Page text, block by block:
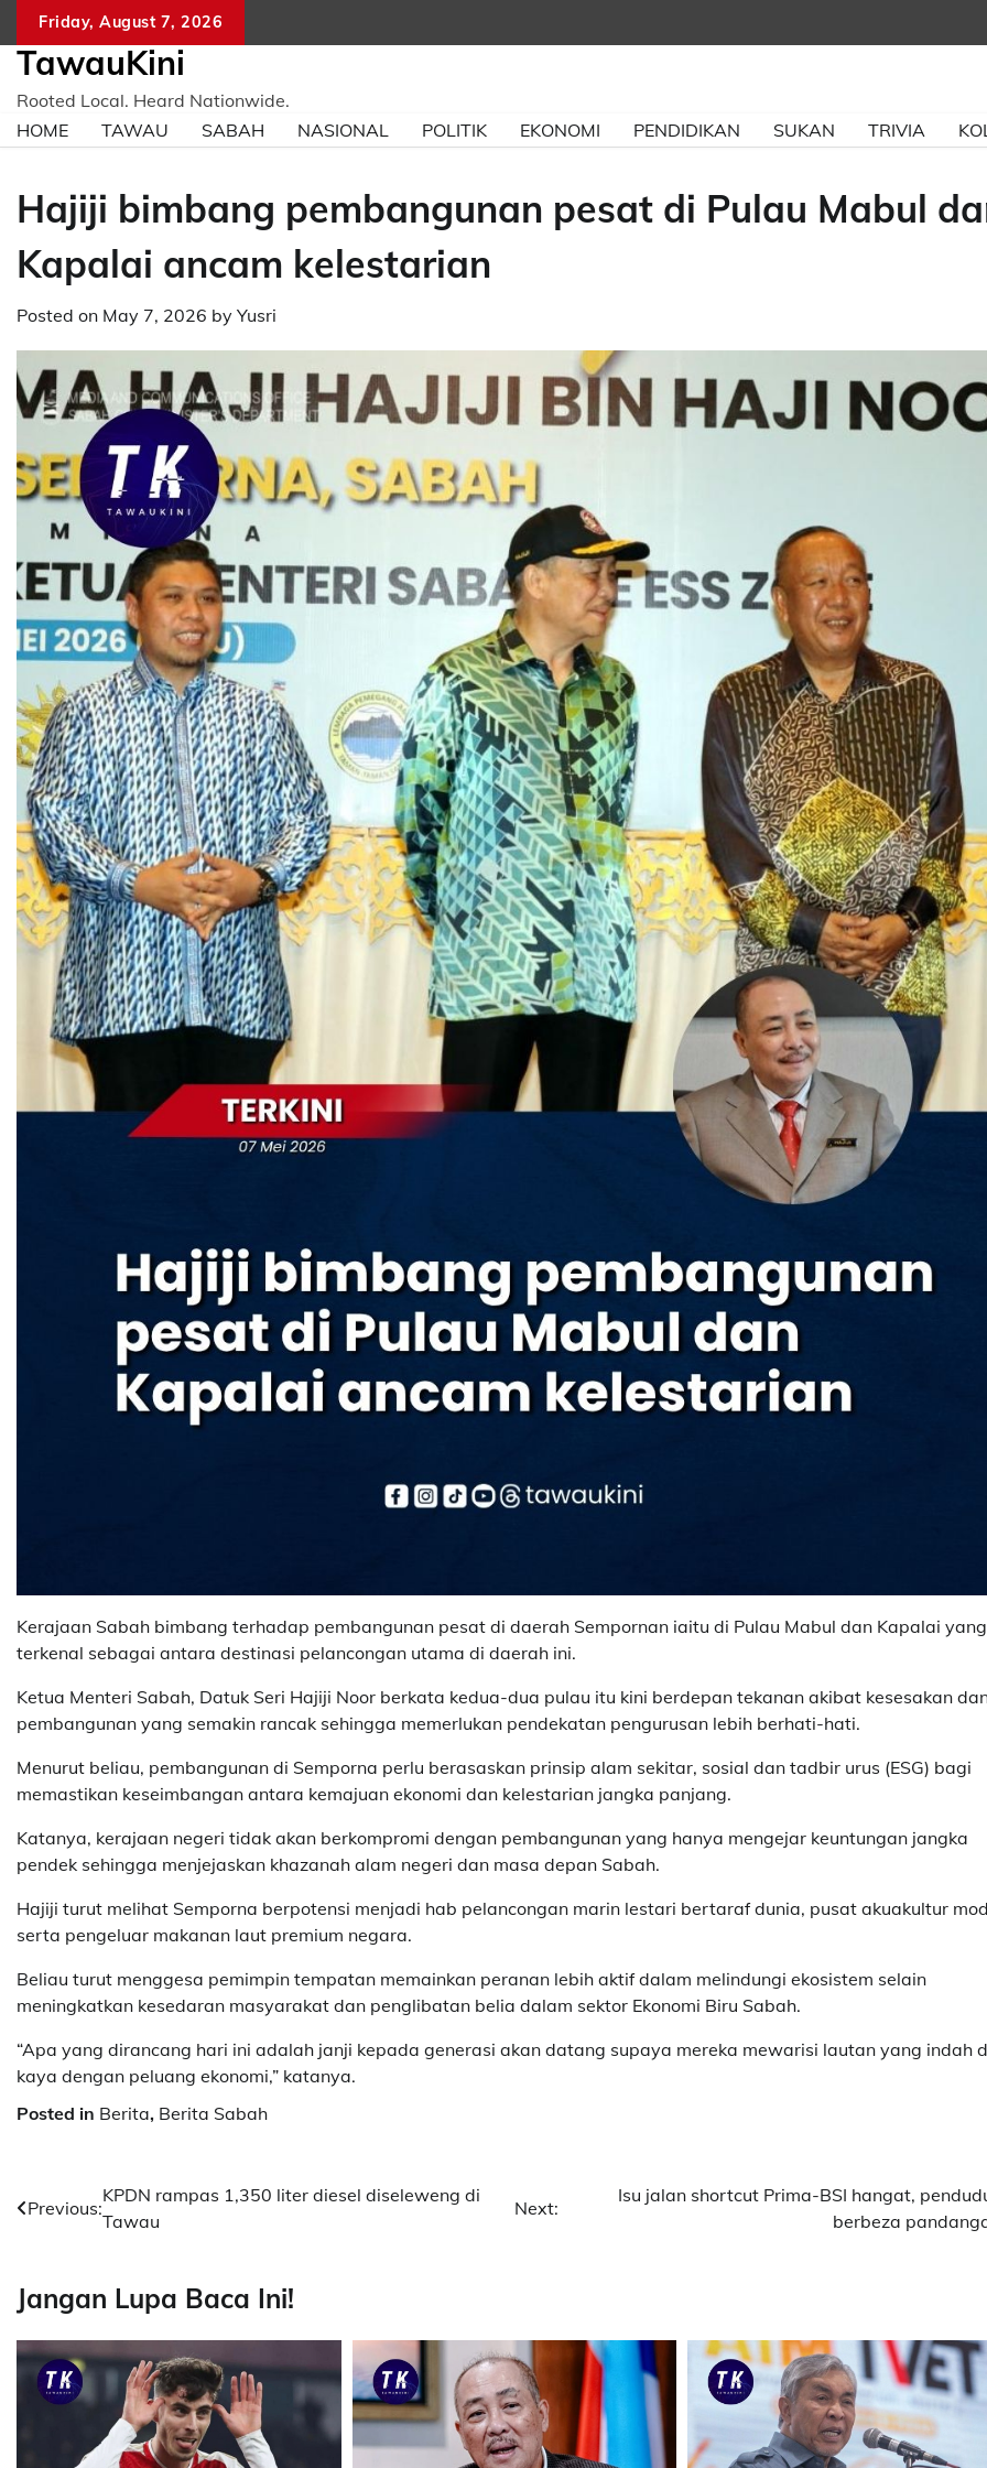
content
Friday, August 7, 2026
TawauKini
Rooted Local. Heard Nationwide.
HOME
TAWAU SABAH NASIONAL POLITIK EKONOMI PENDIDIKAN SUKAN TRIVIA
Hajiji bimbang pembangunan pesat di Pulau Mabul
Kapalai ancam kelestarian
Posted on May 7, 2026 by Yusri
Kerajaan Sabah bimbang terhadap pembangunan pesat di daerah Sempornan iaitu di Pulau Mabul dan Kapalai yang
terkenal sebagai antara destinasi pelancongan utama di daerah ini.
Ketua Menteri Sabah, Datuk Seri Hajiji Noor berkata kedua-dua pulau itu kini berdepan tekanan akibat kesesakan
pembangunan yang semakin rancak sehingga memerlukan pendekatan pengurusan lebih berhati-hati.
Menurut beliau, pembangunan di Semporna perlu berasaskan prinsip alam sekitar, sosial dan tadbir urus (ESG) bagi
memastikan keseimbangan antara kemajuan ekonomi dan kelestarian jangka panjang.
Katanya, kerajaan negeri tidak akan berkompromi dengan pembangunan yang hanya mengejar keuntungan jangka
pendek sehingga menjejaskan khazanah alam negeri dan masa depan Sabah.
Hajiji turut melihat Semporna berpotensi menjadi hab pelancongan marin lestari bertaraf dunia, pusat akuakultur
serta pengeluar makanan laut premium negara.
Beliau turut menggesa pemimpin tempatan memainkan peranan lebih aktif dalam melindungi ekosistem selain
meningkatkan kesedaran masyarakat dan penglibatan belia dalam sektor Ekonomi Biru Sabah.
“Apa yang dirancang hari ini adalah janji kepada generasi akan datang supaya mereka mewarisi lautan yang indah
kaya dengan peluang ekonomi,” katanya.
Posted in Berita, Berita Sabah
Post
Previous:
KPDN rampas 1,350 liter diesel diseleweng di
Tawau
Next:
Isu jalan shortcut Prima-BSI hangat,
berbeza
Jangan Lupa Baca Ini!